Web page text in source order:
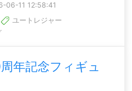
06-11 12:58:41
ユートレジャー
年記念フィギュ